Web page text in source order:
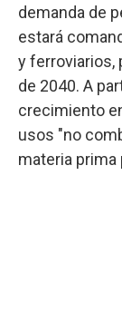
demanda de
estará
y ferroviarios,
de 2040. A
crecimiento
usos "no
materia